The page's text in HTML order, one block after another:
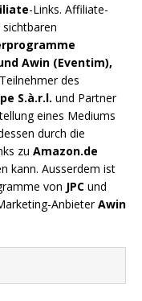
-Links. Affiliate-
Awin (Eventim),
des
S.à.r.l. und Partner
eines Mediums
durch die
zu Amazon.de
kann. Ausserdem ist
von JPC und
AnbieterAwin